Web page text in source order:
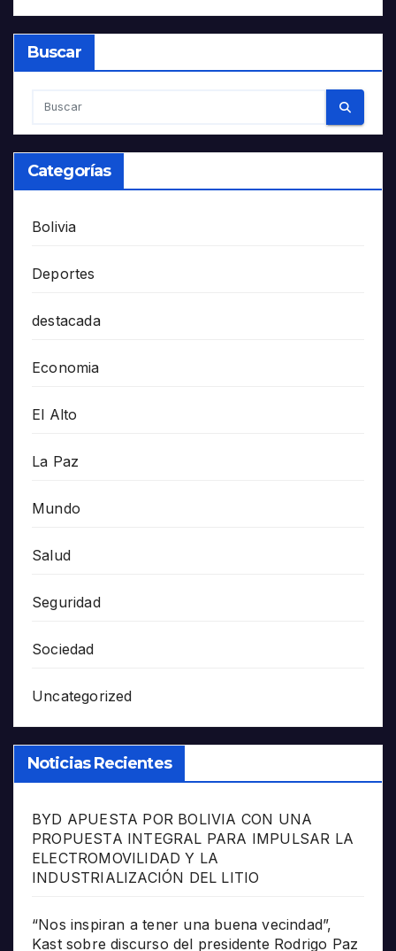
Buscar
Categorías
Bolivia
Deportes
destacada
Economia
El Alto
La Paz
Mundo
Salud
Seguridad
Sociedad
Uncategorized
Noticias Recientes
BYD APUESTA POR BOLIVIA CON UNA
PROPUESTA INTEGRAL PARA IMPULSAR LA
ELECTROMOVILIDAD Y LA
INDUSTRIALIZACIÓN DEL LITIO
“Nos inspiran a tener una buena vecindad”,
Kast sobre discurso del presidente Rodrigo Paz